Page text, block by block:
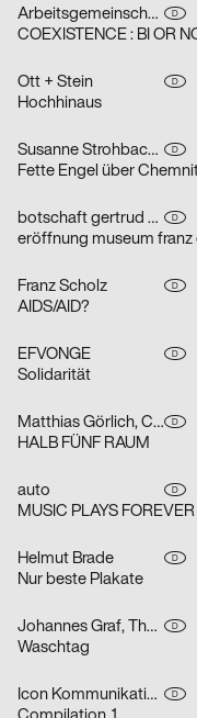
Arbeitsgemeinschaft für visuelle und verbale Kommunikation Uwe Loesch D
Ott + Stein D
Hochhinaus
Susanne Strohbach, Ralf Wolfermann D
botschaft gertrud nolte visuelle kommunikation und beratung D
Franz Scholz D
AIDS/AID?
EFVONGE D
Solidarität
Matthias Görlich, Charalampos Lazos D
HALB FÜNF RAUM
auto D
MUSIC PLAYS FOREVER
Helmut Brade D
Nur beste Plakate
Johannes Graf, Thorsten Lehmann D
Waschtag
Icon Kommunikationsdesign D